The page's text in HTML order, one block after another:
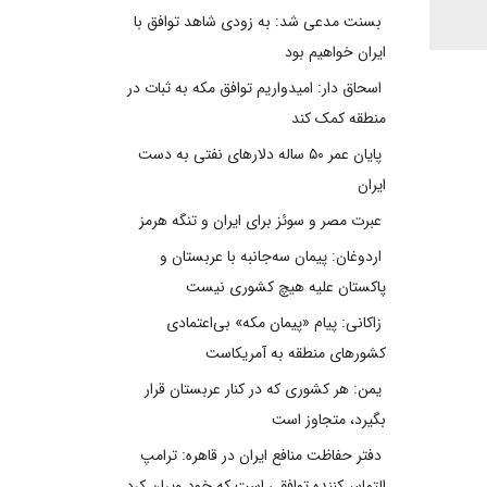
بسنت مدعی شد: به زودی شاهد توافق با
ایران خواهیم بود
اسحاق دار: امیدواریم توافق مکه به ثبات در
منطقه کمک کند
پایان عمر ۵۰ ساله دلارهای نفتی به دست
ایران
عبرت مصر و سوئز برای ایران و تنگه هرمز
اردوغان: پیمان سه‌جانبه با عربستان و
پاکستان علیه هیچ کشوری نیست
زاکانی: پیام «پیمان مکه» بی‌اعتمادی
کشورهای منطقه به آمریکاست
یمن: هر کشوری که در کنار عربستان قرار
بگیرد، متجاوز است
دفتر حفاظت منافع ایران در قاهره: ترامپ